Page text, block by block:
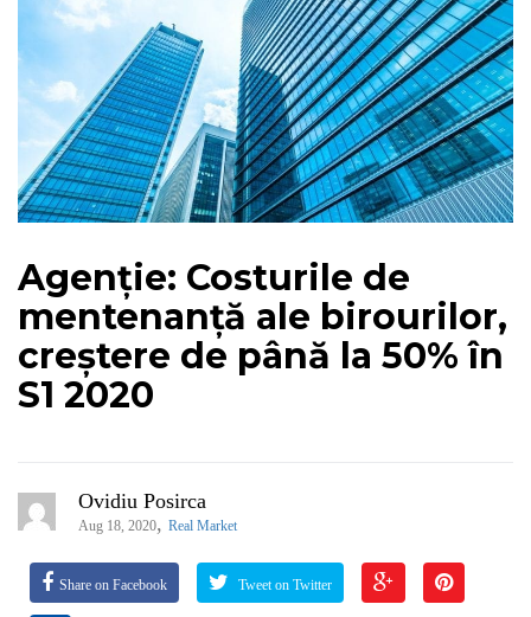
Agenție: Costurile de
mentenanță ale birourilor,
creștere de până la 50% în
S1 2020
Ovidiu Posirca
Aug 18, 2020, Real Market
Share on Facebook Tweet on Twitter